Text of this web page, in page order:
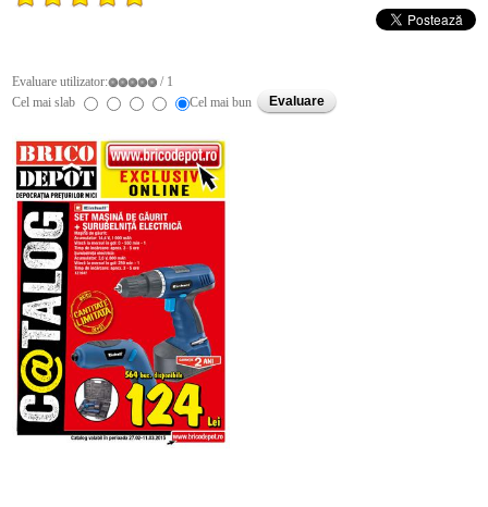
Evaluare utilizator:
/ 1
Cel mai slab
Cel mai bun